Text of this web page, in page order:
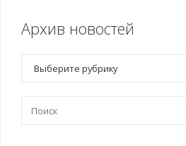
Архив новостей